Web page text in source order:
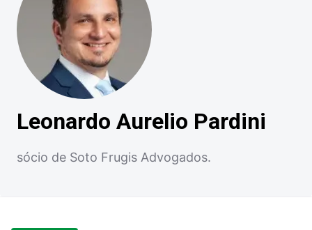
Leonardo Aurelio Pardini
sócio de Soto Frugis Advogados.